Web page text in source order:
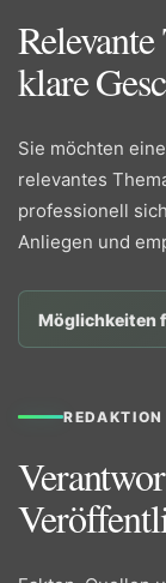
klare
Sie möchten
relevantes
professionell
Anliegen und
Möglichkeiten